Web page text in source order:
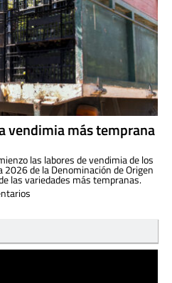
vendimia más temprana
las labores de vendimia de los
de la Denominación de Origen
las variedades más tempranas.